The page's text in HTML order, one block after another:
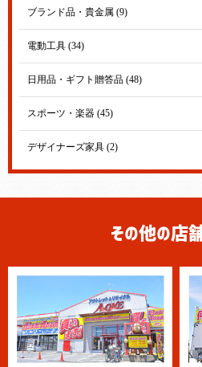
ブランド品・貴金属 (9)
電動工具 (34)
日用品・ギフト贈答品 (48)
スポーツ・楽器 (45)
デザイナーズ家具 (2)